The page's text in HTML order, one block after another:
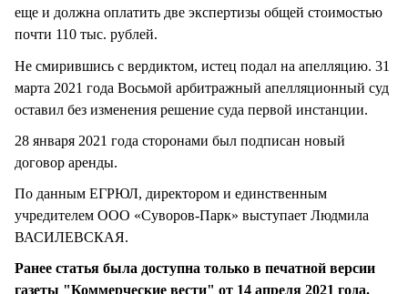
еще и должна оплатить две экспертизы общей стоимостью
почти 110 тыс. рублей.
Не смирившись с вердиктом, истец подал на апелляцию. 31
марта 2021 года Восьмой арбитражный апелляционный суд
оставил без изменения решение суда первой инстанции.
28 января 2021 года сторонами был подписан новый
договор аренды.
По данным ЕГРЮЛ, директором и единственным
учредителем ООО «Суворов-Парк» выступает Людмила
ВАСИЛЕВСКАЯ.
Ранее статья была доступна только в печатной версии
газеты "Коммерческие вести" от 14 апреля 2021 года.